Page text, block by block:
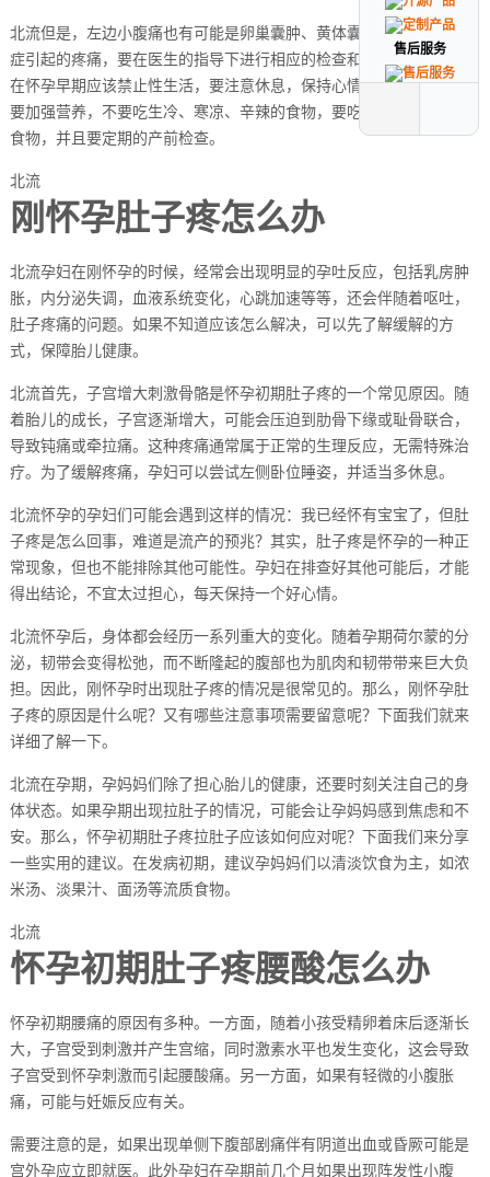
北流但是，左边小腹痛也有可能是卵巢囊肿、黄体囊肿，或者腹腔炎
症引起的疼痛，要在医生的指导下进行相应的检查和治疗。建议女性
在怀孕早期应该禁止性生活，要注意休息，保持心情舒畅。饮食方面
要加强营养，不要吃生冷、寒凉、辛辣的食物，要吃清淡、易消化的
食物，并且要定期的产前检查。
北流
刚怀孕肚子疼怎么办
北流孕妇在刚怀孕的时候，经常会出现明显的孕吐反应，包括乳房肿
胀，内分泌失调，血液系统变化，心跳加速等等，还会伴随着呕吐，
肚子疼痛的问题。如果不知道应该怎么解决，可以先了解缓解的方
式，保障胎儿健康。
北流首先，子宫增大刺激骨骼是怀孕初期肚子疼的一个常见原因。随
着胎儿的成长，子宫逐渐增大，可能会压迫到肋骨下缘或耻骨联合，
导致钝痛或牵拉痛。这种疼痛通常属于正常的生理反应，无需特殊治
疗。为了缓解疼痛，孕妇可以尝试左侧卧位睡姿，并适当多休息。
北流怀孕的孕妇们可能会遇到这样的情况：我已经怀有宝宝了，但肚
子疼是怎么回事，难道是流产的预兆？其实，肚子疼是怀孕的一种正
常现象，但也不能排除其他可能性。孕妇在排查好其他可能后，才能
得出结论，不宜太过担心，每天保持一个好心情。
北流怀孕后，身体都会经历一系列重大的变化。随着孕期荷尔蒙的分
泌，韧带会变得松弛，而不断隆起的腹部也为肌肉和韧带带来巨大负
担。因此，刚怀孕时出现肚子疼的情况是很常见的。那么，刚怀孕肚
子疼的原因是什么呢？又有哪些注意事项需要留意呢？下面我们就来
详细了解一下。
北流在孕期，孕妈妈们除了担心胎儿的健康，还要时刻关注自己的身
体状态。如果孕期出现拉肚子的情况，可能会让孕妈妈感到焦虑和不
安。那么，怀孕初期肚子疼拉肚子应该如何应对呢？下面我们来分享
一些实用的建议。在发病初期，建议孕妈妈们以清淡饮食为主，如浓
米汤、淡果汁、面汤等流质食物。
北流
怀孕初期肚子疼腰酸怎么办
怀孕初期腰痛的原因有多种。一方面，随着小孩受精卵着床后逐渐长
大，子宫受到刺激并产生宫缩，同时激素水平也发生变化，这会导致
子宫受到怀孕刺激而引起腰酸痛。另一方面，如果有轻微的小腹胀
痛，可能与妊娠反应有关。
需要注意的是，如果出现单侧下腹部剧痛伴有阴道出血或昏厥可能是
宫外孕应立即就医。此外孕妇在孕期前几个月如果出现阵发性小腹
售后服务
售后服务